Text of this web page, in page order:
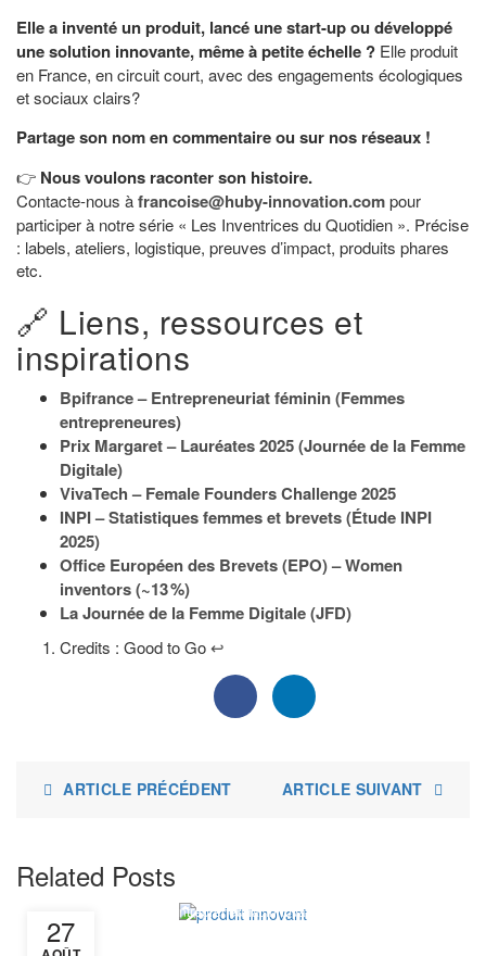
Elle a inventé un produit, lancé une start-up ou développé
une solution innovante, même à petite échelle ? Elle produit
en France, en circuit court, avec des engagements écologiques
et sociaux clairs?
Partage son nom en commentaire ou sur nos réseaux !
👉 Nous voulons raconter son histoire.
Contacte-nous àfrancoise@huby-innovation.compour
participer à notre série « Les Inventrices du Quotidien ». Précise
: labels, ateliers, logistique, preuves d’impact, produits phares
etc.
🔗 Liens, ressources et
inspirations
Bpifrance – Entrepreneuriat féminin (Femmes
entrepreneures)
Prix Margaret – Lauréates 2025 (Journée de la Femme
Digitale)
VivaTech – Female Founders Challenge 2025
INPI – Statistiques femmes et brevets (Étude INPI
2025)
Office Européen des Brevets (EPO) – Women
inventors (~13 %)
La Journée de la Femme Digitale (JFD)
Credits : Good to Go↩︎
ARTICLE PRÉCÉDENT ARTICLE SUIVANT
Related Posts
27
Entrepreneuriat Innovant